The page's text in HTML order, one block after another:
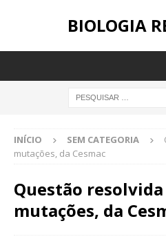
BIOLOGIA
INÍCIO SEM CATEGORIA
mutações, da Cesmac
Questão
mutações, da